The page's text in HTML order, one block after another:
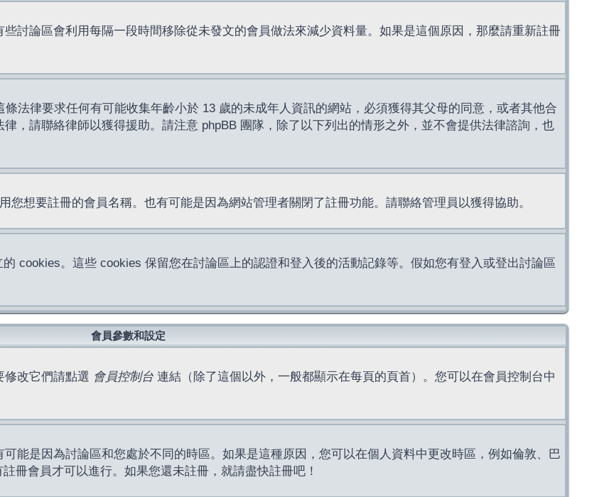
討論區會利用每隔一段時間移除從未發文的會員做法來減少資料量。如果是這個原因，那麼請重新註冊
法律要求任何有可能收集年齡小於 13 歲的未成年人資訊的網站，必須獲得其父母的同意，或者其他合
，請聯絡律師以獲得援助。請注意 phpBB 團隊，除了以下列出的情形之外，並不會提供法律諮詢，也
想要註冊的會員名稱。也有可能是因為網站管理者關閉了註冊功能。請聯絡管理員以獲得協助。
cookies。這些 cookies 保留您在討論區上的認證和登入後的活動記錄等。假如您有登入或登出討論區
會員參數和設定
修改它們請點選 會員控制台 連結（除了這個以外，一般都顯示在每頁的頁首）。您可以在會員控制台中
能是因為討論區和您處於不同的時區。如果是這種原因，您可以在個人資料中更改時區，例如倫敦、巴
冊會員才可以進行。如果您還未註冊，就請盡快註冊吧！